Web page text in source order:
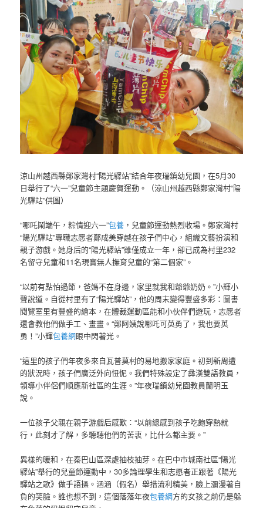
涼山州越西縣鄭家灣村“陽光驛站”結合年夜瑞鎮幼兒園，在5月30
日舉行了“六一”兒童節主題慶賀運動。（涼山州越西縣鄭家灣村“陽
光驛站”供圖）
“哪吒鬧端午，粽情迎六一”包養 ，兒童節運動熱烈收場。鄭家灣村
“陽光驛站”專職志愿者鄭成美穿越在孩子們中心，組織文藝扮演和
親子游戲。她身后的“陽光驛站”雖僅成立一年，卻已成為村里232
名留守兒童和11名現實無人撫育兒童的“第二個家”。
“以前有點怕過節，爸媽不在身邊，家里就我和爺爺奶奶。”小輝小
聲說道。自從村里有了“陽光驛站”，他的周末變得豐盛多彩：圖書
閱覽室里有豐盛的繪本，在體裁運動區能和小伙伴們遊玩，志愿者
還會教他們做手工、畫畫。“鄭阿姨說哪吒可英勇了，我也要英
勇！”小輝包養網眼中閃著光。
“這里的孩子們年夜多來自瓦普莫村的易地搬家家庭。初到新周遭
的狀況時，孩子們廣泛外向忸怩。我們特殊設定了彝漢雙語教員，
領導小伴侶們順應新社區的生涯。”年夜瑞鎮幼兒園教員蘭明玉
說。
一位孩子父親在親子游戲后感歎：“以前總感到孩子吃飽穿熱就
行，此刻才了解，多聽聽他們的苦衷，比什么都主要。”
異樣的暖和，在秦巴山區深處抽枝抽芽。在巴中市城南社區“陽光
驛站”舉行的兒童節運動中，30多論理學生和志愿者正跟著《陽光
驛站之歌》做手語操。涵涵（假名）舉措流利精美，臉上瀰漫著自
負的笑臉。誰也想不到，這個落落年夜包養網方的女孩之前仍是躲